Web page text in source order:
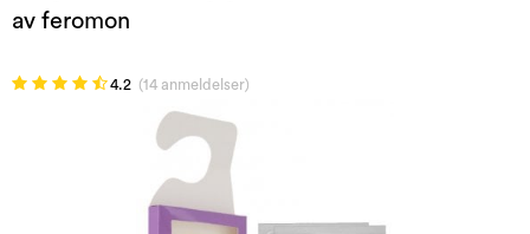
av feromon
4.2 (14 anmeldelser)